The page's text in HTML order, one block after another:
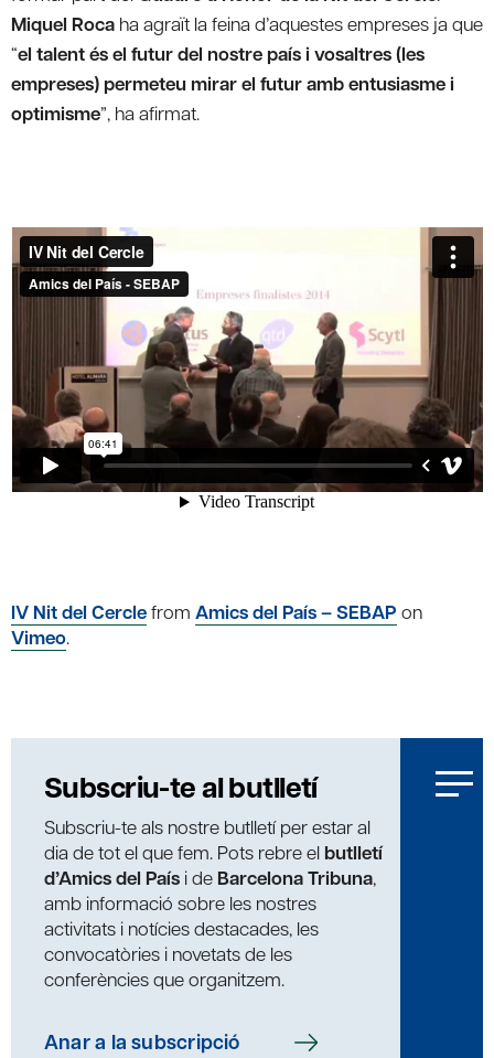
Miquel Roca ha agraït la feina d’aquestes empreses ja que
“el talent és el futur del nostre país i vosaltres (les
empreses) permeteu mirar el futur amb entusiasme i
optimisme”, ha afirmat.
IV Nit del Cerclefrom Amics del País – SEBAP on
Vimeo.
Subscriu-te al butlletí
Subscriu-te als nostre butlletí per estar al
dia de tot el que fem. Pots rebre el butlletí
d’Amics del País i de Barcelona Tribuna,
amb informació sobre les nostres
activitats i notícies destacades, les
convocatòries i novetats de les
conferències que organitzem.
Anar a la subscripció